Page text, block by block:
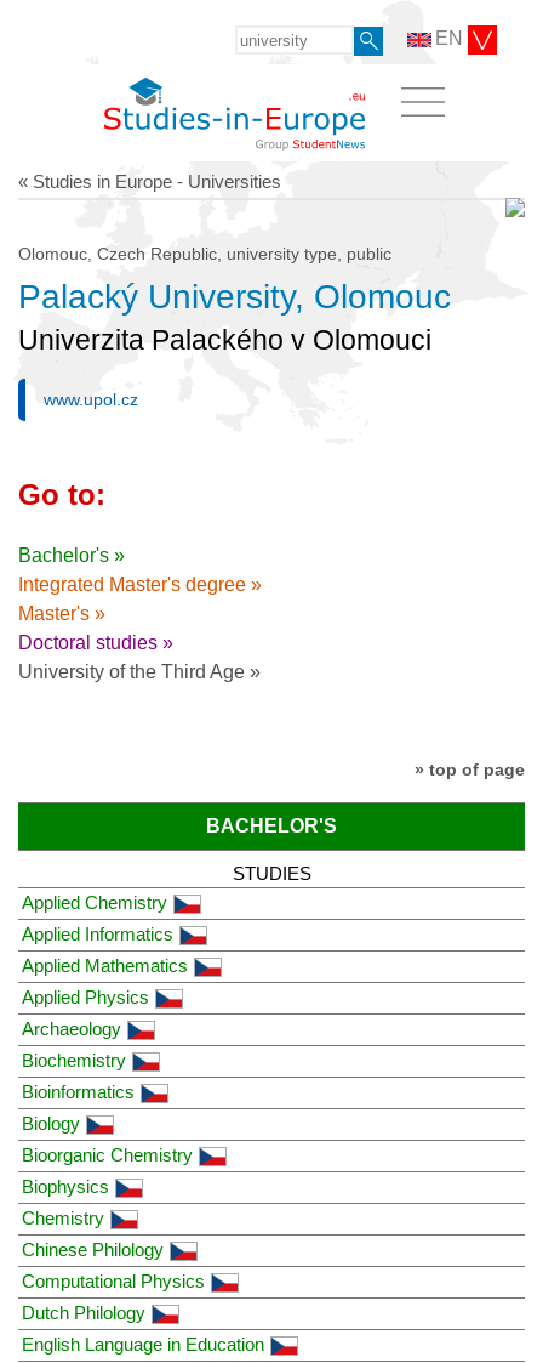
EN
« Studies in Europe - Universities
Olomouc, Czech Republic, university type, public
Palacký University, Olomouc
Univerzita Palackého v Olomouci
www.upol.cz
Go to:
Bachelor's »
Integrated Master's degree »
Master's »
Doctoral studies »
University of the Third Age »
» top of page
BACHELOR'S
STUDIES
Applied Chemistry
Applied Informatics
Applied Mathematics
Applied Physics
Archaeology
Biochemistry
Bioinformatics
Biology
Bioorganic Chemistry
Biophysics
Chemistry
Chinese Philology
Computational Physics
Dutch Philology
English Language in Education